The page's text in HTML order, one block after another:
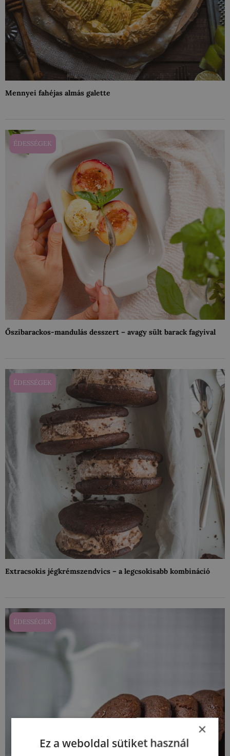
Mennyei fahéjas almás galette
ÉDESSÉGEK
Őszibarackos-mandulás desszert – avagy sült barack fagyival
ÉDESSÉGEK
Extracsokis jégkrémszendvics – a legcsokisabb kombináció
ÉDESSÉGEK
×
Ez a weboldal sütiket használ